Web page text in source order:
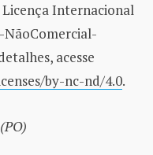
Licença Internacional
acesse
by-nc-nd/4.0.